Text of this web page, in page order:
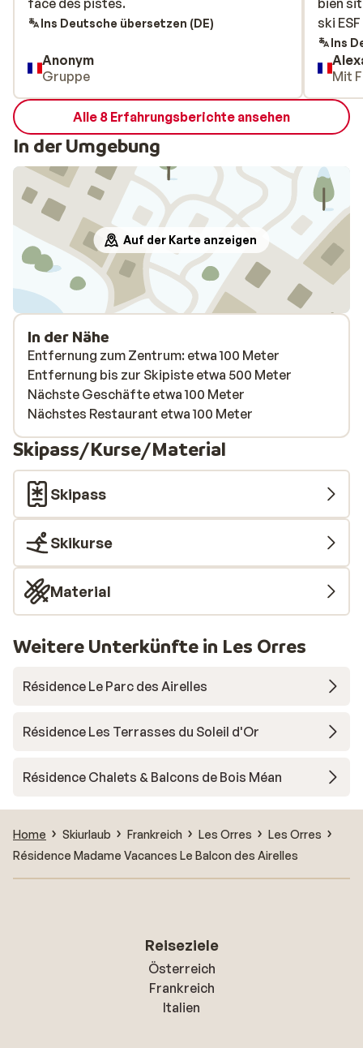
face des pistes.
face des pistes.
Ins Deutsche übersetzen (DE)
Anonym
Gruppe
bien
ski ESF
bien
ski ESF
Ins
Mit
Alle 8 Erfahrungsberichte ansehen
In der Umgebung
Auf der Karte anzeigen
In der Nähe
Entfernung zum Zentrum: etwa 100 Meter
Entfernung bis zur Skipiste etwa 500 Meter
Nächste Geschäfte etwa 100 Meter
Nächstes Restaurant etwa 100 Meter
Skipass/Kurse/Material
Skipass
Skikurse
Material
Weitere Unterkünfte in Les Orres
Résidence Le Parc des Airelles
Résidence Les Terrasses du Soleil d'Or
Résidence Chalets & Balcons de Bois Méan
Home Skiurlaub Frankreich Les Orres
Les Orres
Résidence Madame Vacances Le Balcon des Airelles
Reiseziele
Österreich
Frankreich
Italien